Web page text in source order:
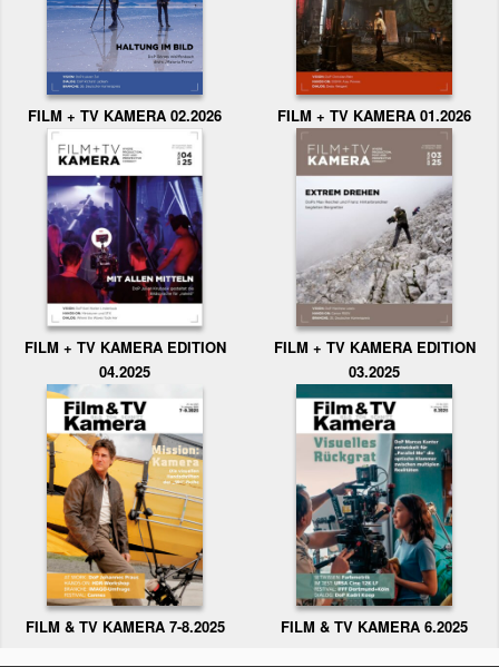
FILM + TV KAMERA 02.2026 FILM + TV KAMERA 01.2026
FILM + TV KAMERA EDITION
04.2025
FILM + TV KAMERA EDITION
03.2025
FILM & TV KAMERA 7-8.2025 FILM & TV KAMERA 6.2025